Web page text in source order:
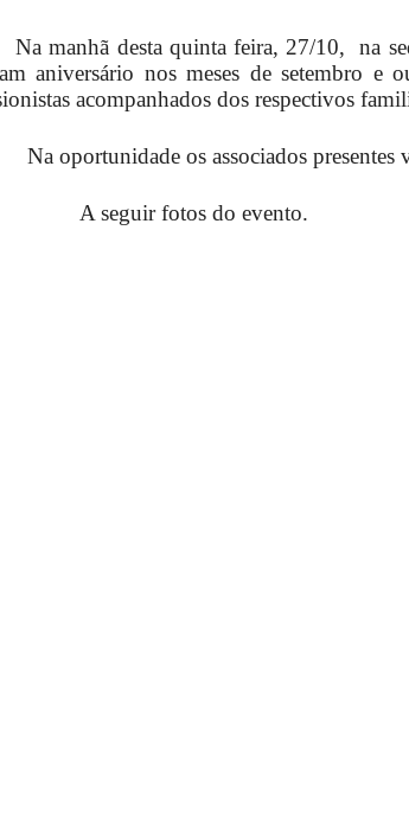
Na manhã desta quinta feira, 27/10, na
aniversário nos meses de setembro e
acompanhados dos respectivos
Na oportunidade os associados
A seguir fotos do evento.